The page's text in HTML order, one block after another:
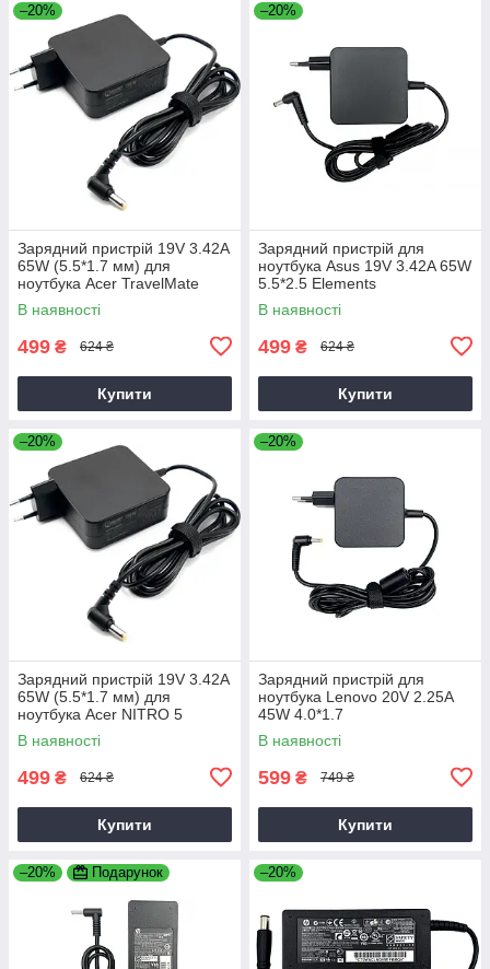
–20%
Зарядний пристрій 19V 3.42A
65W (5.5*1.7 мм) для
ноутбука Acer TravelMate
P2510-G2-M
В наявності
499 ₴ 624 ₴
Купити
–20%
Зарядний пристрій для
ноутбука Asus 19V 3.42A 65W
5.5*2.5 Elements
В наявності
499 ₴ 624 ₴
Купити
–20%
Зарядний пристрій 19V 3.42A
65W (5.5*1.7 мм) для
ноутбука Acer NITRO 5
AN515-31 65
В наявності
499 ₴ 624 ₴
Купити
–20%
Зарядний пристрій для
ноутбука Lenovo 20V 2.25A
45W 4.0*1.7
В наявності
599 ₴ 749 ₴
Купити
–20% Подарунок –20%